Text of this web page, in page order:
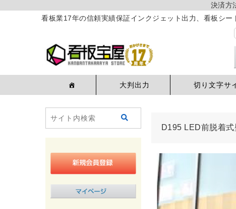
決済方
看板業17年の信頼実績保証インクジェット出力、看板シ
大判出力 切り文字サ
D195 LED前脱着式